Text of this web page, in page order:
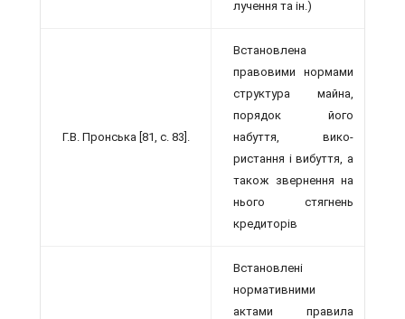
лучення та ін.)
Г.В. Пронська [81, с. 83].
Встановлена
правовими нормами
струк­тура майна,
порядок його
набуття, вико­
ристання і вибуття, а
також звернення на
нього стягнень
кредиторів
Встановлені
нормативними
актами пра­вила